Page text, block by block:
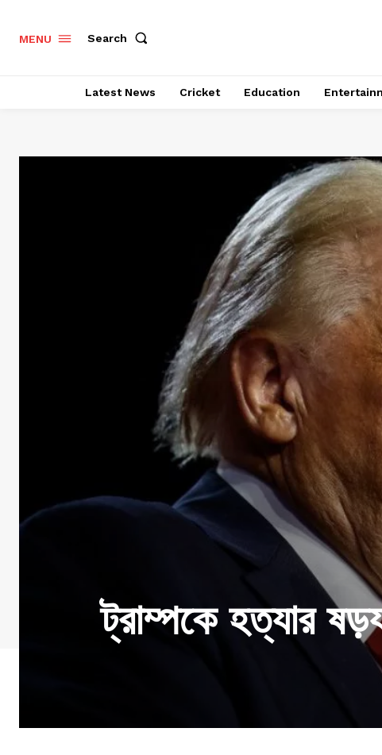
MENU Search
Latest News Cricket Education
ট্রাম্পকে হত্যার